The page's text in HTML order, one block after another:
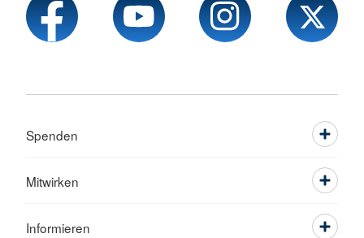
Spenden
Mitwirken
Informieren